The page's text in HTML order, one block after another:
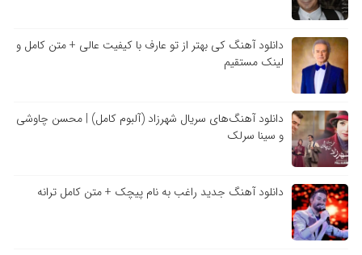
دانلود آهنگ کی بهتر از تو عارف با کیفیت عالی + متن کامل و
لینک مستقیم
دانلود آهنگ‌های سریال شهرزاد (آلبوم کامل) | محسن چاوشی
و سینا سرلک
دانلود آهنگ جدید راغب به نام پیچک + متن کامل ترانه